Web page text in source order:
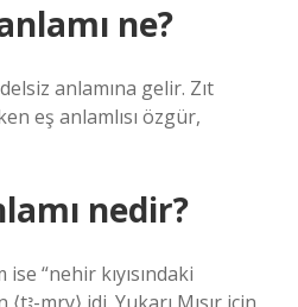
ne?
anlamına gelir. Zıt
eş anlamlısı özgür,
nedir?
“nehir kıyısındaki